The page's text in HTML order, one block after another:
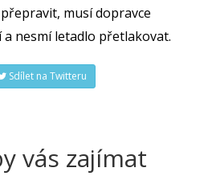
musí dopravce
a nesmí letadlo přetlakovat.
Sdílet na Twitteru
vás zajímat